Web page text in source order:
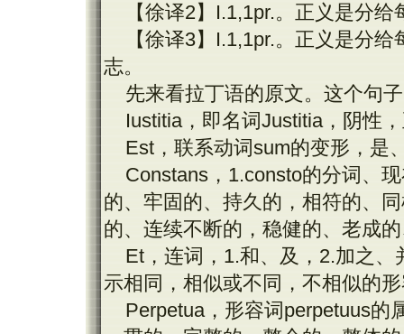
【徐译2】 I.1,1pr.。正义是分给
【徐译3】 I.1,1pr.。正义是分给
志。
先来看拉丁语的原文。这个句
Iustitia，即名词Justitia，阴性
Est ，联系动词sum的变形，是
Constans ， 1.consto的分词、
的、牢固的、持久的，相符的、
的、连续不断的，稳健的、老成
Et ，连词， 1.和、及， 2.加之、
示相同，相似或不同，不相似的
Perpetua，形容词perpetuus的